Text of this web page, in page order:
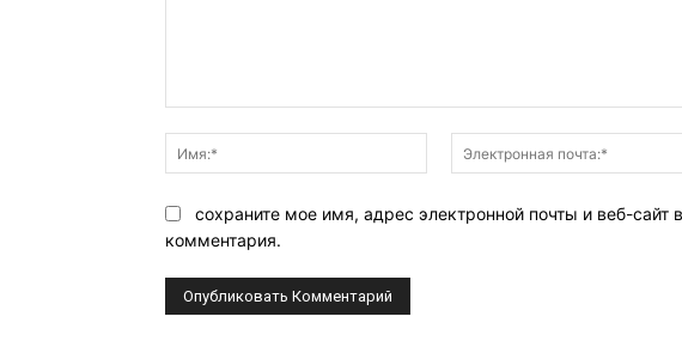
Имя:*
сохраните мое имя, адрес электронной почты и веб-
комментария.